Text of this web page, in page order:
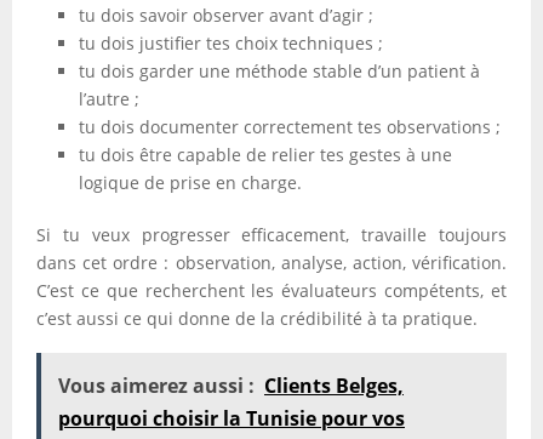
tu dois savoir observer avant d’agir ;
tu dois justifier tes choix techniques ;
tu dois garder une méthode stable d’un patient à
l’autre ;
tu dois documenter correctement tes observations ;
tu dois être capable de relier tes gestes à une
logique de prise en charge.
Si tu veux progresser efficacement, travaille toujours
dans cet ordre : observation, analyse, action, vérification.
C’est ce que recherchent les évaluateurs compétents, et
c’est aussi ce qui donne de la crédibilité à ta pratique.
Vous aimerez aussi : Clients Belges,
pourquoi choisir la Tunisie pour vos